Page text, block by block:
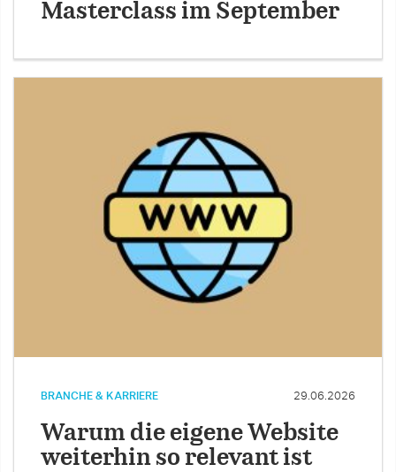
Masterclass im September
BRANCHE & KARRIERE 29.06.2026
Warum die eigene Website
weiterhin so relevant ist